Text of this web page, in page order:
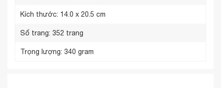
Kích thước: 14.0 x 20.5 cm
Số trang: 352 trang
Trọng lượng: 340 gram